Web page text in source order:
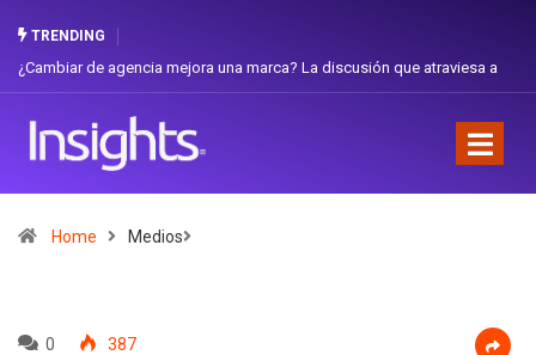
TRENDING
de agencia mejora una marca? La discusión que atraviesa a
Gabriela
Home Medios
0 387